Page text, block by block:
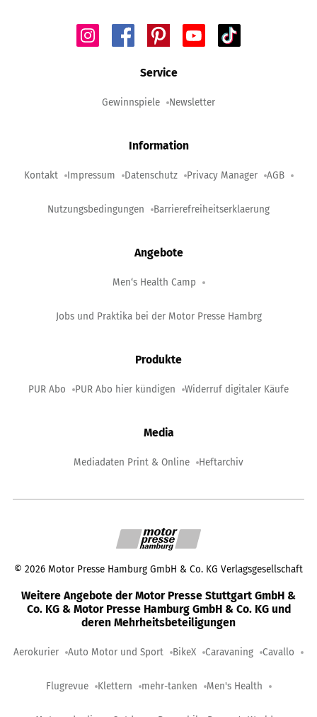
Service
Gewinnspiele Newsletter
Information
Kontakt Impressum Datenschutz Privacy Manager AGB
Nutzungsbedingungen Barrierefreiheitserklaerung
Angebote
Men‘s Health Camp
Jobs und Praktika bei der Motor Presse Hambrg
Produkte
PUR Abo PUR Abo hier kündigen Widerruf digitaler Käufe
Media
Mediadaten Print & Online Heftarchiv
© 2026 Motor Presse Hamburg GmbH & Co. KG Verlagsgesellschaft
Weitere Angebote der Motor Presse Stuttgart GmbH &
Co. KG & Motor Presse Hamburg GmbH & Co. KG und
deren Mehrheitsbeteiligungen
Aerokurier Auto Motor und Sport BikeX Caravaning Cavallo
Flugrevue Klettern mehr-tanken Men's Health